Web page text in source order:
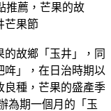
的故鄉「玉井」，同
哖」，在日治時期以
良種，芒果的盛產季
為期一個月的「玉